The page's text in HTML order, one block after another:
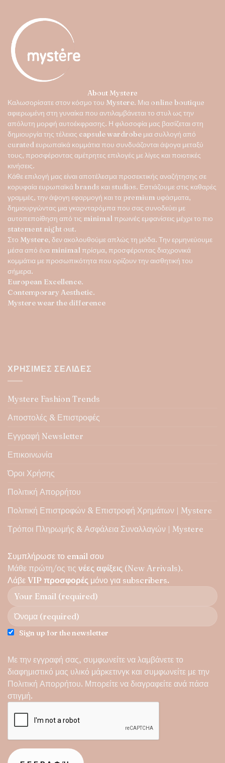
του
προϊόντος
About Mystere
Καλωσορίσατε στον κόσμο του Mystere. Μια online boutique
αφιερωμένη στη γυναίκα που αντιλαμβάνεται το στυλ ως την
απόλυτη μορφή αυτοέκφρασης. Η φιλοσοφία μας βασίζεται στη
δημιουργία της τέλειας capsule wardrobe μια συλλογή από
curated ευρωπαϊκά κομμάτια που συνδυάζονται άψογα μεταξύ
τους, προσφέροντας αμέτρητες επιλογές με λίγες και ποιοτικές
κινήσεις.
Κάθε επιλογή μας είναι αποτέλεσμα προσεκτικής αναζήτησης σε
κορυφαία ευρωπαϊκά brands και studios. Εστιάζουμε στις καθαρές
γραμμές, την άψογη εφαρμογή και τα premium υφάσματα,
δημιουργώντας μια γκαρνταρόμπα που σας συνοδεύει με
αυτοπεποίθηση από τις minimal πρωινές εμφανίσεις μέχρι το πιο
statement night out.
Στο Mystere, δεν ακολουθούμε απλώς τη μόδα. Την ερμηνεύουμε
μέσα από ένα minimal πρίσμα, προσφέροντας διαχρονικά
κομμάτια με προσωπικότητα που ορίζουν την αισθητική του
σήμερα.
European Excellence.
Contemporary Aesthetic.
Mystere wear the difference
ΧΡΉΣΙΜΕΣ ΣΕΛΊΔΕΣ
Mystere Fashion Trends
Αποστολές & Επιστροφές
Εγγραφή Newsletter
Επικοινωνία
Όροι Χρήσης
Πολιτική Απορρήτου
Πολιτική Επιστροφών & Επιστροφή Χρημάτων | Mystere
Τρόποι Πληρωμής & Ασφάλεια Συναλλαγών | Mystere
Συμπλήρωσε το email σου
Μάθε πρώτη/ος τις νέες αφίξεις (New Arrivals).
Λάβε VIP προσφορές μόνο για subscribers.
Sign up for the newsletter
Με την εγγραφή σας, συμφωνείτε να λαμβάνετε το
διαφημιστικό μας υλικό μάρκετινγκ και συμφωνείτε με την
Πολιτική Απορρήτου. Μπορείτε να διαγραφείτε ανά πάσα
στιγμή.